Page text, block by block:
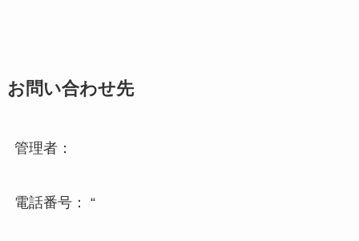
お問い合わせ先
管理者：
電話番号： “